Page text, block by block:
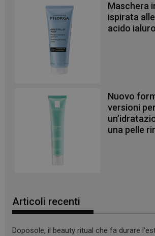
Maschera
ispirata
acido
Nuovo
versioni per
una pelle
Articoli recenti
Doposole, il beauty ritual che fa durare
_ga
Google LLC